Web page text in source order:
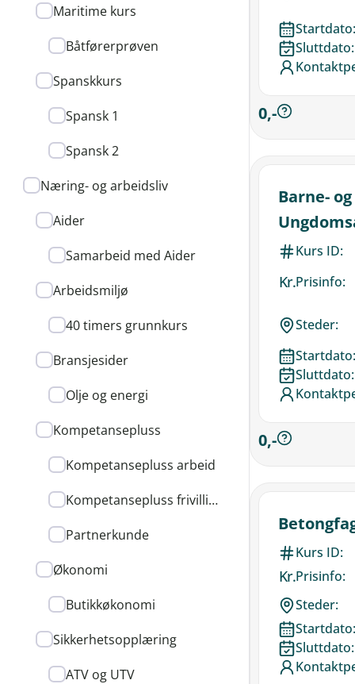
Maritime kurs
Båtførerprøven
Spanskkurs
Spansk 1
Spansk 2
Næring- og arbeidsliv
Aider
Samarbeid med Aider
Arbeidsmiljø
40 timers grunnkurs
Bransjesider
Olje og energi
Kompetansepluss
Kompetansepluss arbeid
Kompetansepluss frivilligheten
Partnerkunde
Økonomi
Butikkøkonomi
Sikkerhetsopplæring
ATV og UTV
Startdato:
Sluttdato:
0,-
Barne- og
Kurs ID:
Kr.Prisinfo:
Steder:
Startdato:
Sluttdato:
0,-
Kurs ID:
Kr.Prisinfo:
Steder:
Startdato:
Sluttdato: